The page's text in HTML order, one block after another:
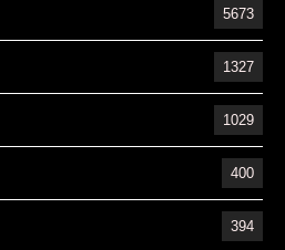
5673
1327
1029
400
394